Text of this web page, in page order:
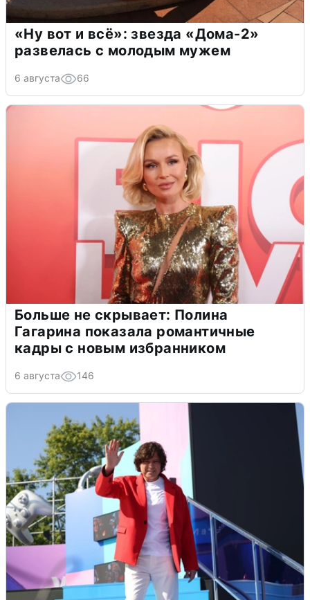
«Ну вот и всё»: звезда «Дома-2»
развелась с молодым мужем
6 августа 66
Больше не скрывает: Полина
Гагарина показала романтичные
кадры с новым избранником
6 августа 146